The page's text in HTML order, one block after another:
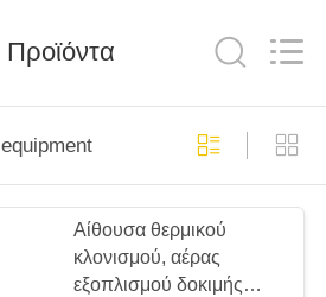
Προϊόντα
Αίθουσα θερμικού
κλονισμού, αέρας
εξοπλισμού δοκιμής